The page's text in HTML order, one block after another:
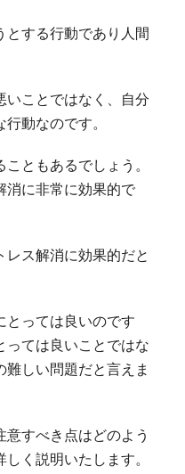
とする行動であり人間
いことではなく、自分
動なのです。
ともあるでしょう。
消に非常に効果的で
レス解消に効果的だと
とっては良いのです
っては良いことではな
しい問題だと言えま
すべき点はどのよう
く説明いたします。